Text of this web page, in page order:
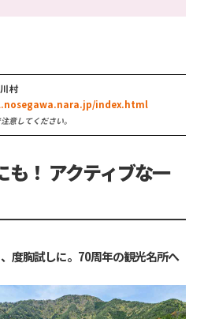
村
index.html
意してください。
も！ アクティブな一
度胸試しに。70周年の観光名所へ